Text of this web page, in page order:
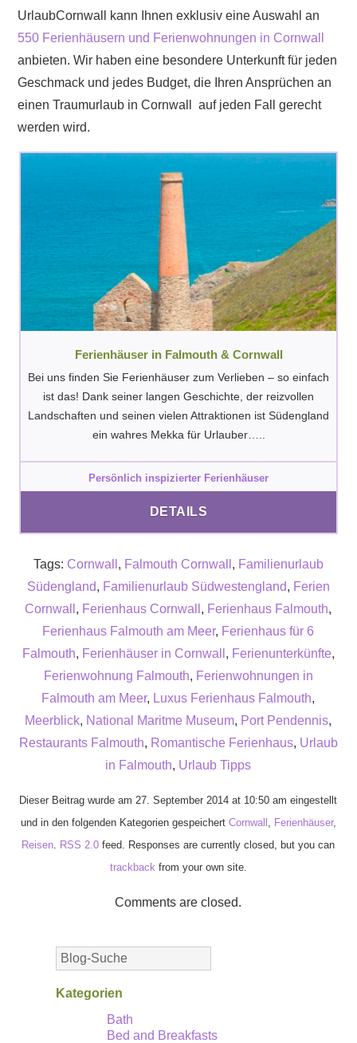
UrlaubCornwall kann Ihnen exklusiv eine Auswahl an
550 Ferienhäusern und Ferienwohnungen in Cornwall
anbieten. Wir haben eine besondere Unterkunft für jeden
Geschmack und jedes Budget, die Ihren Ansprüchen an
einen Traumurlaub in Cornwall auf jeden Fall gerecht
werden wird.
Ferienhäuser in Falmouth & Cornwall
Bei uns finden Sie Ferienhäuser zum Verlieben – so einfach
ist das! Dank seiner langen Geschichte, der reizvollen
Landschaften und seinen vielen Attraktionen ist Südengland
ein wahres Mekka für Urlauber…..
Persönlich inspizierter Ferienhäuser
DETAILS
Tags: Cornwall , Falmouth Cornwall , Familienurlaub
Südengland, Familienurlaub Südwestengland, Ferien
Cornwall , Ferienhaus Cornwall , Ferienhaus Falmouth,
Ferienhaus Falmouth am Meer, Ferienhaus für 6
Falmouth, Ferienhäuser in Cornwall , Ferienunterkünfte,
Ferienwohnung Falmouth, Ferienwohnungen in
Falmouth am Meer, Luxus Ferienhaus Falmouth,
Meerblick, National Maritme Museum, Port Pendennis,
Restaurants Falmouth, Romantische Ferienhaus, Urlaub
in Falmouth, Urlaub Tipps
Dieser Beitrag wurde am 27. September 2014 at 10:50 am eingestellt
und in den folgenden Kategorien gespeichert Cornwall , Ferienhäuser,
Reisen. RSS 2.0 feed. Responses are currently closed, but you can
trackbackfrom your own site.
Comments are closed.
Kategorien
Bath
Bed and Breakfasts